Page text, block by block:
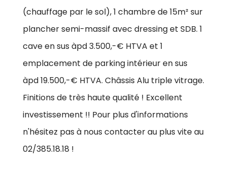
(chauffage par le sol), 1 chambre de 15m² sur
plancher semi-massif avec dressing et SDB. 1
cave en sus àpd 3.500,-€ HTVA et 1
emplacement de parking intérieur en sus
àpd 19.500,-€ HTVA. Châssis Alu triple vitrage.
Finitions de très haute qualité ! Excellent
investissement !! Pour plus d'informations
n'hésitez pas à nous contacter au plus vite au
02/385.18.18 !